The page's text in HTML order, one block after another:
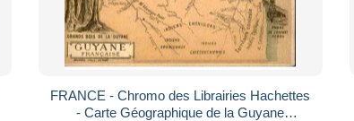
FRANCE - Chromo des Librairies Hachettes
- Carte Géographique de la Guyane